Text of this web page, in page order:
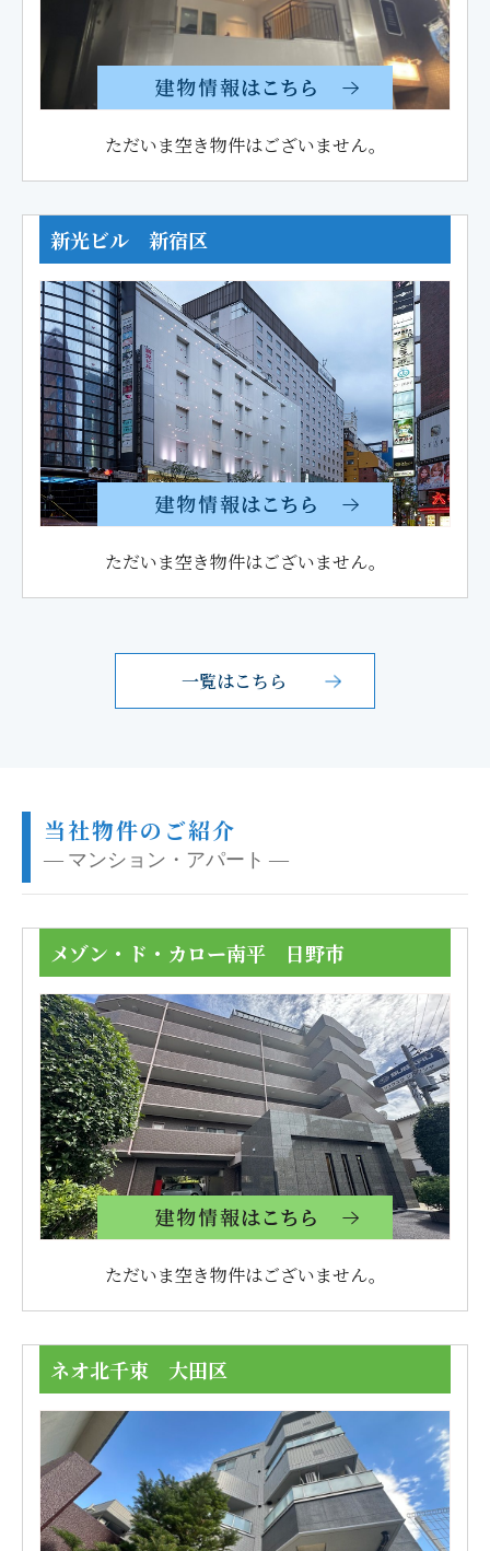
ただいま空き物件はございません。
新光ビル 新宿区
ただいま空き物件はございません。
一覧はこちら
当社物件のご紹介
― マンション・アパート ―
メゾン・ド・カロー南平 日野市
ただいま空き物件はございません。
ネオ北千束 大田区